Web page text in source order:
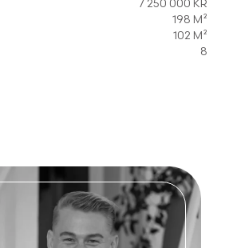
7 250 000 KR
198 M²
102 M²
8